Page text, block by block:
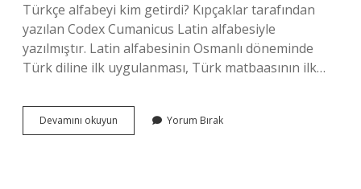
Türkçe alfabeyi kim getirdi? Kıpçaklar tarafından
yazılan Codex Cumanicus Latin alfabesiyle
yazılmıştır. Latin alfabesinin Osmanlı döneminde
Türk diline ilk uygulanması, Türk matbaasının ilk…
Devamını okuyun
Hangi
Yorum Bırak